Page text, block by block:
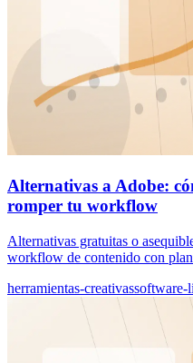
Alternativas a Adobe:
romper tu workflow
Alternativas gratuitas o
workflow de contenido con
herramientas-creativassoftware-